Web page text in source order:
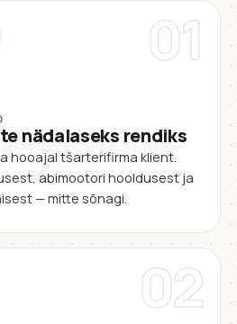
01
nädalaseks rendiks
hooajal tšarterifirma klient.
abimootori hooldusest ja
— mitte sõnagi.
02